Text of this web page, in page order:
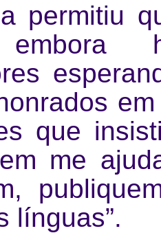
permitiu
que
me
línguas”.